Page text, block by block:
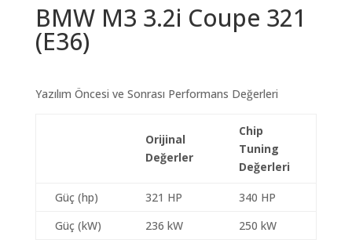
BMW M3 3.2i Coupe 321
(E36)
Yazılım Öncesi ve Sonrası Performans Değerleri
Orijinal
Değerler
Chip
Tuning
Değerleri
Güç (hp) 321 HP
340 HP
Güç (kW)
236 kW
250 kW